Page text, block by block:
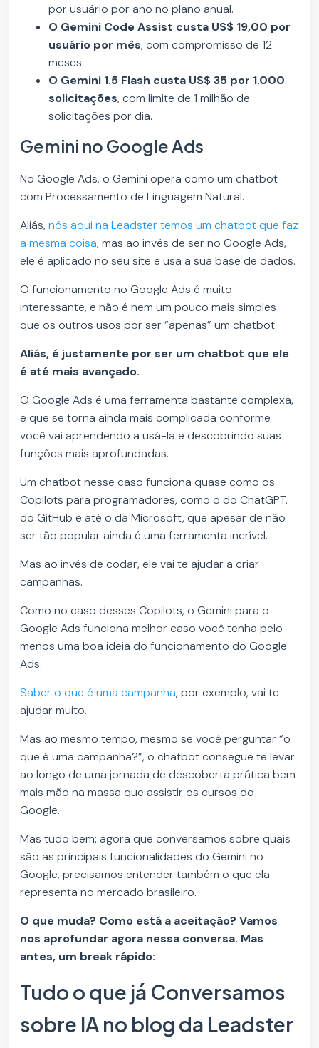
por usuário por ano no plano anual.
O Gemini Code Assist custa US$ 19,00 por
usuário por mês, com compromisso de 12
meses.
O Gemini 1.5 Flash custa US$ 35 por 1.000
solicitações, com limite de 1 milhão de
solicitações por dia.
Gemini no Google Ads
No Google Ads, o Gemini opera como um chatbot
com Processamento de Linguagem Natural.
Aliás,nós aqui na Leadster temos um chatbot que faz
a mesma coisa, mas ao invés de ser no Google Ads,
ele é aplicado no seu site e usa a sua base de dados.
O funcionamento no Google Ads é muito
interessante, e não é nem um pouco mais simples
que os outros usos por ser “apenas” um chatbot.
Aliás, é justamente por ser um chatbot que ele
é até mais avançado.
O Google Ads é uma ferramenta bastante complexa,
e que se torna ainda mais complicada conforme
você vai aprendendo a usá-la e descobrindo suas
funções mais aprofundadas.
Um chatbot nesse caso funciona quase como os
Copilots para programadores, como o do ChatGPT,
do GitHub e até o da Microsoft, que apesar de não
ser tão popular ainda é uma ferramenta incrível.
Mas ao invés de codar, ele vai te ajudar a criar
campanhas.
Como no caso desses Copilots, o Gemini para o
Google Ads funciona melhor caso você tenha pelo
menos uma boa ideia do funcionamento do Google
Ads.
Saber o que é uma campanha, por exemplo, vai te
ajudar muito.
Mas ao mesmo tempo, mesmo se você perguntar “o
que é uma campanha?”, o chatbot consegue te levar
ao longo de uma jornada de descoberta prática bem
mais mão na massa que assistir os cursos do
Google.
Mas tudo bem: agora que conversamos sobre quais
são as principais funcionalidades do Gemini no
Google, precisamos entender também o que ela
representa no mercado brasileiro.
O que muda? Como está a aceitação? Vamos
nos aprofundar agora nessa conversa. Mas
antes, um break rápido:
Tudo o que já Conversamos
sobre IA no blog da Leadster